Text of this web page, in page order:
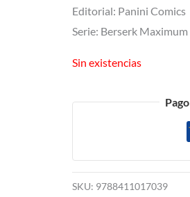
Editorial: Panini Comics
Serie: Berserk Maximum
Sin existencias
SKU: 9788411017039